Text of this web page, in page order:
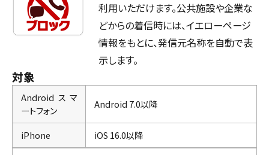
利用いただけます。公共施設や企業な
どからの着信時には、イエローページ
情報をもとに、発信元名称を自動で表
示します。
対象
Androidスマ
ートフォン
Android 7.0以降
iPhone iOS 16.0以降